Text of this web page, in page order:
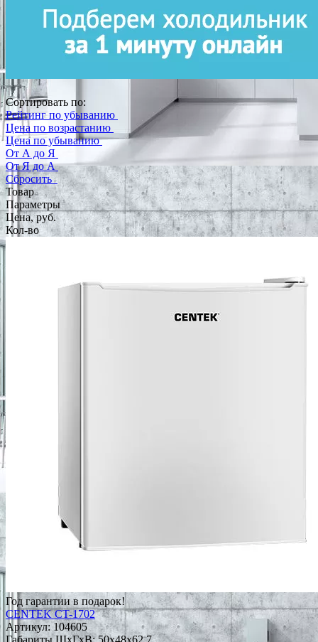
Сортировать по:
Рейтинг по убыванию
Цена по возрастанию
Цена по убыванию
От А до Я
От Я до А
Сбросить
Товар
Параметры
Цена, руб.
Кол-во
Год гарантии в подарок!
CENTEK CT-1702
Артикул:104605
Габариты ШxГxВ: 50x48x62.7